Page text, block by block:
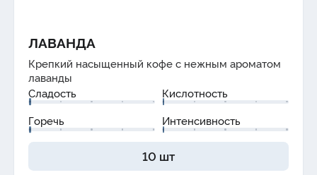
ЛАВАНДА
Крепкий насыщенный кофе с нежным ароматом
лаванды
Сладость
Кислотность
Горечь
Интенсивность
10 шт